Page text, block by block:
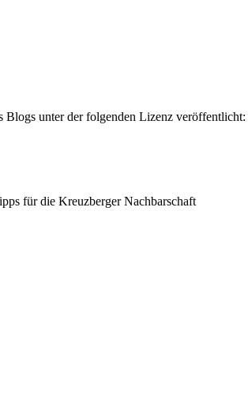
Blogs unter der folgenden Lizenz veröffentlicht:
für die Kreuzberger Nachbarschaft